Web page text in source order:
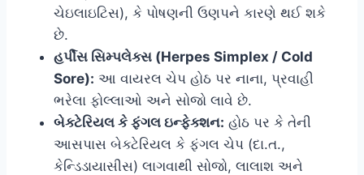
ચેઇલાઇટિસ), કે પોષણની ઉણપને કારણે થઈ શકે
છે.
હર્પીસ સિમ્પલેક્સ (Herpes Simplex / Cold
Sore): આ વાયરલ ચેપ હોઠ પર નાના, પ્રવાહી
ભરેલા ફોલ્લાઓ અને સોજો લાવે છે.
બેક્ટેરિયલ કે ફંગલ ઇન્ફેક્શન: હોઠ પર કે તેની
આસપાસ બેક્ટેરિયલ કે ફંગલ ચેપ (દા.ત.,
કેન્ડિડાયાસીસ) લાગવાથી સોજો, લાલાશ અને